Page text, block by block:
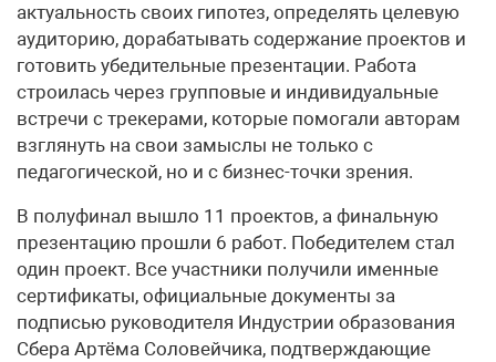
актуальность своих гипотез, определять целевую
аудиторию, дорабатывать содержание проектов и
готовить убедительные презентации. Работа
строилась через групповые и индивидуальные
встречи с трекерами, которые помогали авторам
взглянуть на свои замыслы не только с
педагогической, но и с бизнес-точки зрения.
В полуфинал вышло 11 проектов, а финальную
презентацию прошли 6 работ. Победителем стал
один проект. Все участники получили именные
сертификаты, официальные документы за
подписью руководителя Индустрии образования
Сбера Артёма Соловейчика, подтверждающие